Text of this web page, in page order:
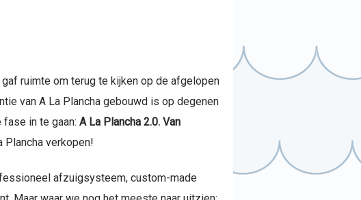
ruimte om terug te kijken op de afgelopen
van A La Plancha gebouwd is op degenen
in te gaan: A La Plancha 2.0. Van
Plancha verkopen!
afzuigsysteem, custom-made